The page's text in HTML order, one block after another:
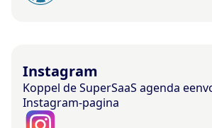
Instagram
Koppel de SuperSaaS agenda
Instagram-pagina